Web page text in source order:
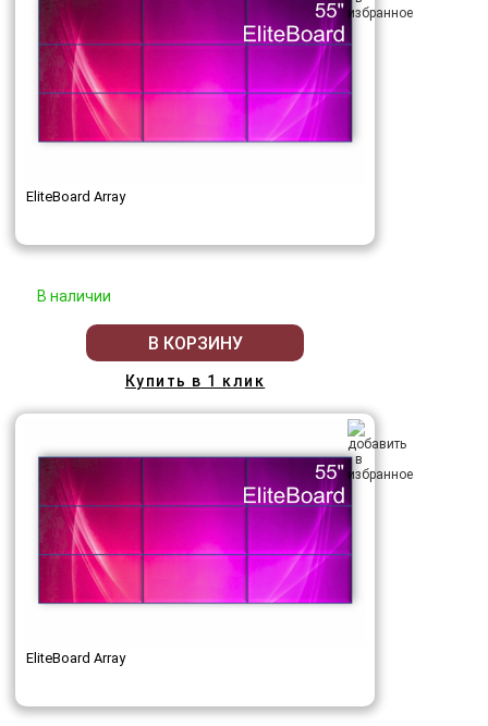
EliteBoard Array
В наличии
В КОРЗИНУ
Купить в 1 клик
EliteBoard Array